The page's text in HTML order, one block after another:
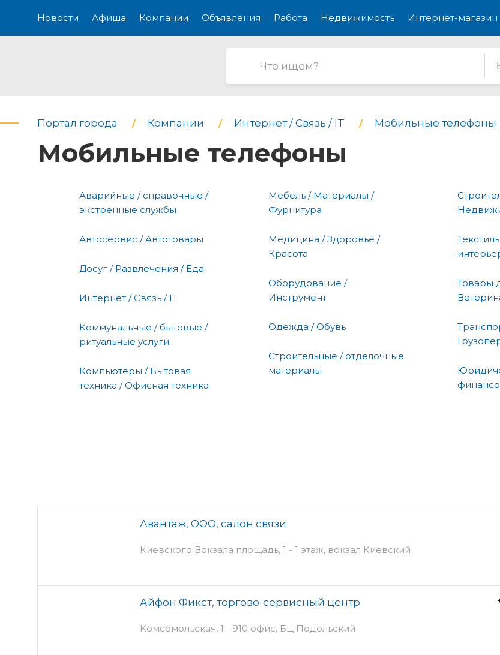
Новости Афиша Компании Объявления Работа Недвижимость Интернет-магазин
Портал города Компании Интернет / Связь / IT Мобильные телефоны
Мобильные телефоны
Аварийные / справочные /
экстренные службы
Автосервис / Автотовары
Досуг / Развлечения / Еда
Интернет / Связь / IT
Коммунальные / бытовые /
ритуальные услуги
Компьютеры / Бытовая
техника / Офисная техника
Мебель / Материалы /
Фурнитура
Медицина / Здоровье /
Красота
Оборудование /
Инструмент
Одежда / Обувь
Строительные / отделочные
материалы
Товары
Авантаж, ООО, салон связи
Киевского Вокзала площадь, 1 - 1 этаж, вокзал Киевский
Айфон Фикст, торгово-сервисный центр
Комсомольская, 1 - 910 офис, БЦ Подольский